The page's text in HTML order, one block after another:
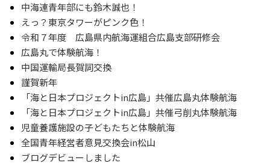
中海連青年部にも鈴木誠也！
えっ？東京タワーがピンク色！
令和７年度 広島県内航海運組合広島支部研修会
広島丸で体験航海！
中国運輸局長賀詞交換
謹賀新年
「海と日本プロジェクトin広島」共催広島丸体験航海
「海と日本プロジェクトin広島」共催弓削丸体験航海
児童養護施設の子どもたちと体験航海
全国青年経営者意見交換会in松山
ブログデビューしました